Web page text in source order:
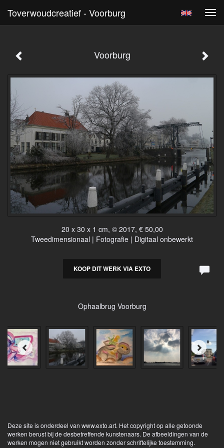
Toverwoudcreatief - Voorburg
Voorburg
20 x 30 x 1 cm, © 2017, € 50,00
Tweedimensionaal | Fotografie | Digitaal onbewerkt
KOOP DIT WERK VIA EXTO
Ophaalbrug Voorburg
Deze site is onderdeel van www.exto.art. Het copyright op alle getoonde
werken berust bij de desbetreffende kunstenaars. De afbeeldingen van de
werken mogen niet gebruikt worden zonder schriftelijke toestemming.